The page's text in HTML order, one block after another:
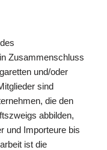
Zusammenschluss
und/oder
sind
die den
abbilden,
und Importeure bis
ist die